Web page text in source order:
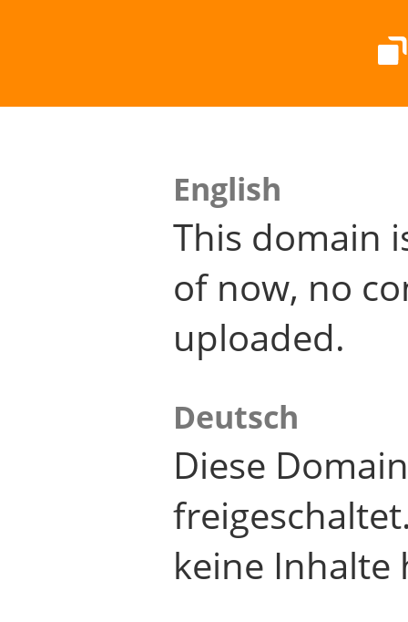
English
This domain
of now, no
uploaded.
Deutsch
Diese
keine Inhalte